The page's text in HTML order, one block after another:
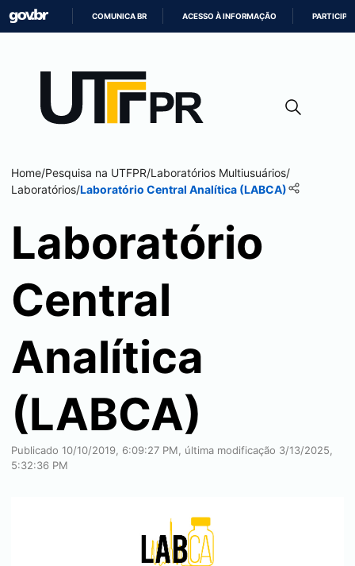
CONTEÚDO
COMUNICA BR ACESSO À INFORMAÇÃO PARTICIPE
Home/Pesquisa na UTFPR/Laboratórios Multiusuários/
Laboratórios/Laboratório Central Analítica (LABCA)
Laboratório
Central
Analítica
(LABCA)
Publicado 10/10/2019, 6:09:27 PM, última modificação 3/13/2025,
5:32:36 PM